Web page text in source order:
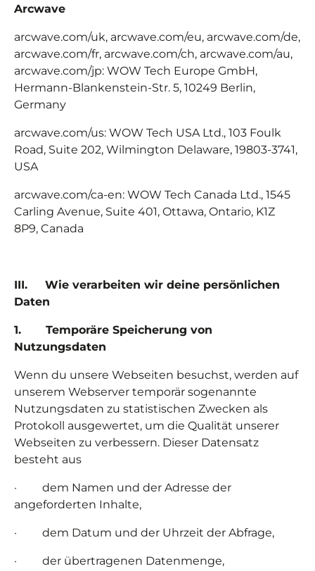
Arcwave
arcwave.com/uk, arcwave.com/eu, arcwave.com/de,
arcwave.com/fr, arcwave.com/ch, arcwave.com/au,
arcwave.com/jp: WOW Tech Europe GmbH,
Hermann-Blankenstein-Str. 5, 10249 Berlin,
Germany
arcwave.com/us: WOW Tech USA Ltd., 103 Foulk
Road, Suite 202, Wilmington Delaware, 19803-3741,
USA
arcwave.com/ca-en: WOW Tech Canada Ltd., 1545
Carling Avenue, Suite 401, Ottawa, Ontario, K1Z
8P9, Canada
III. Wie verarbeiten wir deine persönlichen
Daten
1. Temporäre Speicherung von
Nutzungsdaten
Wenn du unsere Webseiten besuchst, werden auf
unserem Webserver temporär sogenannte
Nutzungsdaten zu statistischen Zwecken als
Protokoll ausgewertet, um die Qualität unserer
Webseiten zu verbessern. Dieser Datensatz
besteht aus
· dem Namen und der Adresse der
angeforderten Inhalte,
· dem Datum und der Uhrzeit der Abfrage,
· der übertragenen Datenmenge,